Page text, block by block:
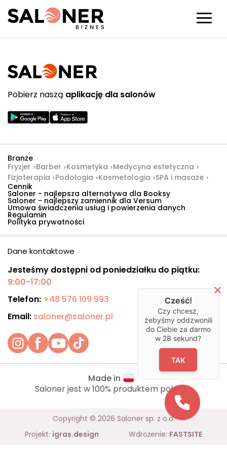
Pobierz naszą aplikację dla salonów
Branże
Fryzjer Barber Kosmetyka Medycyna estetyczna
Fizjoterapia Podologia Kosmetologia SPA i masaże
Cennik
Saloner - najlepsza alternatywa dla Booksy
Saloner - najlepszy zamiennik dla Versum
Umowa świadczenia usług i powierzenia danych
Regulamin
Polityka prywatności
Dane kontaktowe
Jesteśmy dostępni od poniedziałku do piątku:
9:00-17:00
Telefon: +48 576 109 993
Email: saloner@saloner.pl
Made in
Saloner jest w 100% produktem polskim.
Copyright © 2026 Saloner sp. z o.o.
Projekt: igras.design Wdrożenie: FASTSITE
Cześć!
Czy chcesz,
żebyśmy oddzwonili
do Ciebie za darmo
w 28 sekund?
TAK